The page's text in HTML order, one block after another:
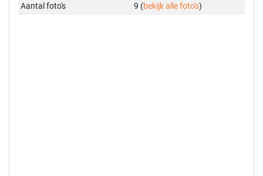
Aantal foto's
9 (bekijk alle foto's)